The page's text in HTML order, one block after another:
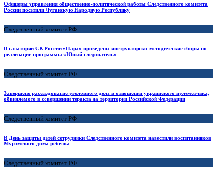
Офицеры управления общественно-политической работы Следственного комитета
России посетили Луганскую Народную Республику
Следственный комитет РФ
В санатории СК России «Нара» проведены инструкторско-методические сборы по
реализации программы «Юный следователь»
Следственный комитет РФ
Завершено расследование уголовного дела в отношении украинского пулеметчика,
обвиняемого в совершении теракта на территории Российской Федерации
Следственный комитет РФ
В День защиты детей сотрудники Следственного комитета навестили воспитанников
Муромского дома ребенка
Следственный комитет РФ